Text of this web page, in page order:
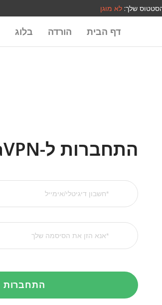
לא מוגן
דף הבית הורדה בלוג
התחברות ל-PandaVPN
התחברות